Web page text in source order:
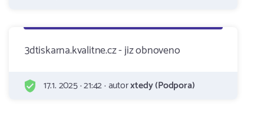
3dtiskarna.kvalitne.cz - jiz obnoveno
17.1. 2025 · 21:42 · autorxtedy (Podpora)